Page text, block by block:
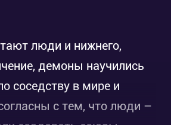
люди и нижнего,
демоны научились
соседству в мире и
с тем, что люди –